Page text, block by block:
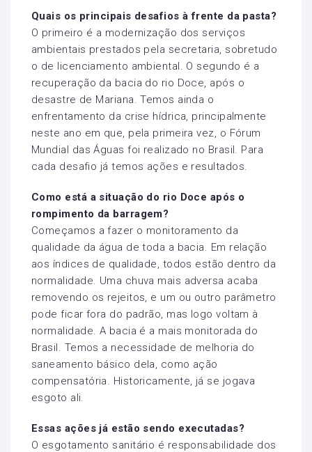
Quais os principais desafios à frente da pasta?
O primeiro é a modernização dos serviços
ambientais prestados pela secretaria, sobretudo
o de licenciamento ambiental. O segundo é a
recuperação da bacia do rio Doce, após o
desastre de Mariana. Temos ainda o
enfrentamento da crise hídrica, principalmente
neste ano em que, pela primeira vez, o Fórum
Mundial das Águas foi realizado no Brasil. Para
cada desafio já temos ações e resultados.
Como está a situação do rio Doce após o
rompimento da barragem?
Começamos a fazer o monitoramento da
qualidade da água de toda a bacia. Em relação
aos índices de qualidade, todos estão dentro da
normalidade. Uma chuva mais adversa acaba
removendo os rejeitos, e um ou outro parâmetro
pode ficar fora do padrão, mas logo voltam à
normalidade. A bacia é a mais monitorada do
Brasil. Temos a necessidade de melhoria do
saneamento básico dela, como ação
compensatória. Historicamente, já se jogava
esgoto ali.
Essas ações já estão sendo executadas?
O esgotamento sanitário é responsabilidade dos